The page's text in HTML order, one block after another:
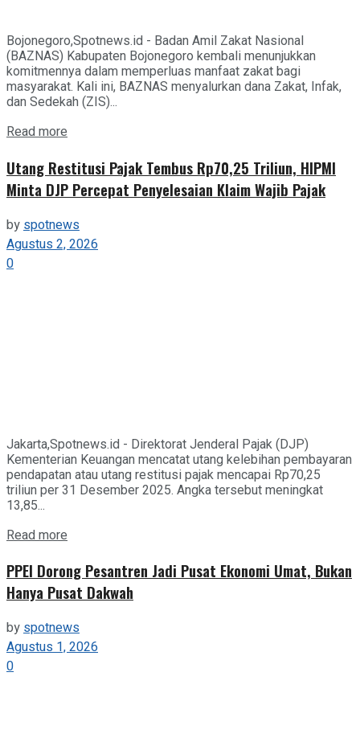
Bojonegoro,Spotnews.id - Badan Amil Zakat Nasional
(BAZNAS) Kabupaten Bojonegoro kembali menunjukkan
komitmennya dalam memperluas manfaat zakat bagi
masyarakat. Kali ini, BAZNAS menyalurkan dana Zakat, Infak,
dan Sedekah (ZIS)...
Read more
Utang Restitusi Pajak Tembus Rp70,25 Triliun, HIPMI
Minta DJP Percepat Penyelesaian Klaim Wajib Pajak
by spotnews
Agustus 2, 2026
0
Jakarta,Spotnews.id - Direktorat Jenderal Pajak (DJP)
Kementerian Keuangan mencatat utang kelebihan pembayaran
pendapatan atau utang restitusi pajak mencapai Rp70,25
triliun per 31 Desember 2025. Angka tersebut meningkat
13,85...
Read more
PPEI Dorong Pesantren Jadi Pusat Ekonomi Umat, Bukan
Hanya Pusat Dakwah
byspotnews
Agustus 1, 2026
0